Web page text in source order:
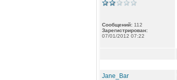
Сообщений: 112
Зарегистрирован:
07/01/2012 07:22
Jane_Bar